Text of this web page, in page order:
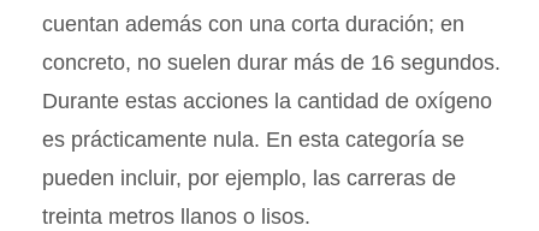
cuentan además con una corta duración; en
concreto, no suelen durar más de 16 segundos.
Durante estas acciones la cantidad de oxígeno
es prácticamente nula. En esta categoría se
pueden incluir, por ejemplo, las carreras de
treinta metros llanos o lisos.